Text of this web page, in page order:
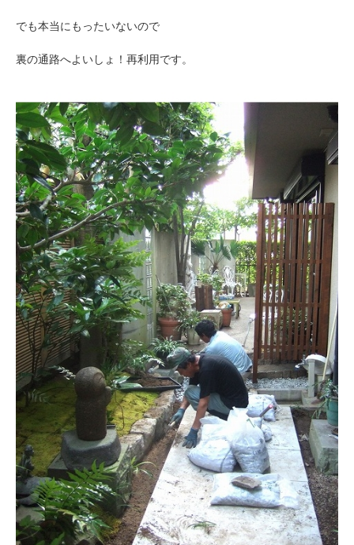
でも本当にもったいないので
裏の通路へよいしょ！再利用です。